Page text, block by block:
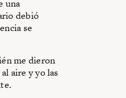
una
debió
se
me dieron
aire y yo las